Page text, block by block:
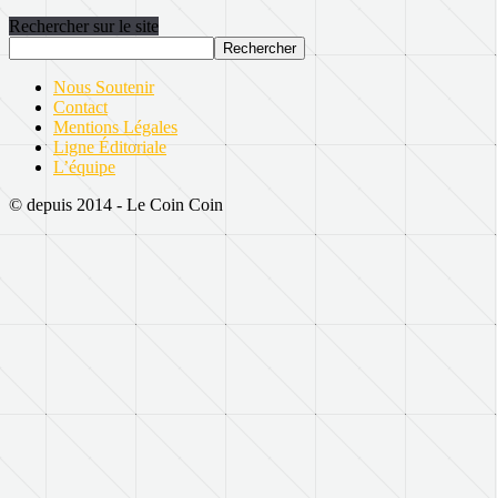
Rechercher sur le site
Nous Soutenir
Contact
Mentions Légales
Ligne Éditoriale
L’équipe
© depuis 2014 - Le Coin Coin